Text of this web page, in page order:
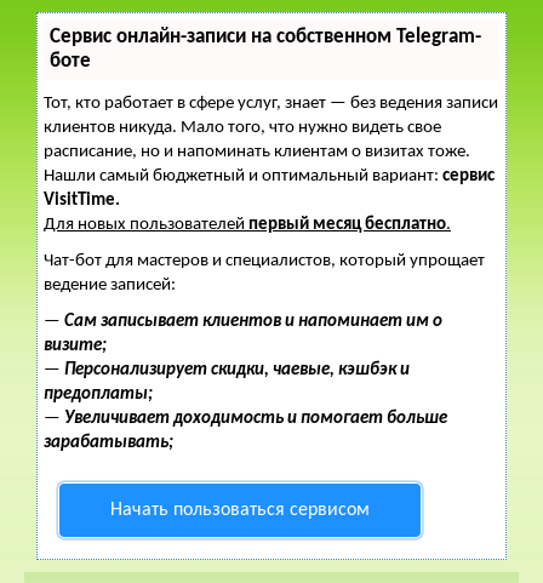
Сервис онлайн-записи на собственном Telegram-
боте
Тот, кто работает в сфере услуг, знает — без ведения записи
клиентов никуда. Мало того, что нужно видеть свое
расписание, но и напоминать клиентам о визитах тоже.
Нашли самый бюджетный и оптимальный вариант: сервис
VisitTime.
Для новых пользователей первый месяц бесплатно.
Чат-бот для мастеров и специалистов, который упрощает
ведение записей:
— Сам записывает клиентов и напоминает им о
визите;
— Персонализирует скидки, чаевые, кэшбэк и
предоплаты;
— Увеличивает доходимость и помогает больше
зарабатывать;
Начать пользоваться сервисом